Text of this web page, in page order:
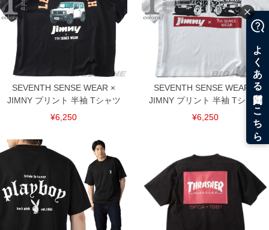
SEVENTH SENSE WEAR ×
JIMNY プリント 半袖 Tシャツ
¥6,250
SEVENTH SENSE WEAR ×
JIMNY プリント 半袖 Tシャツ
¥6,250